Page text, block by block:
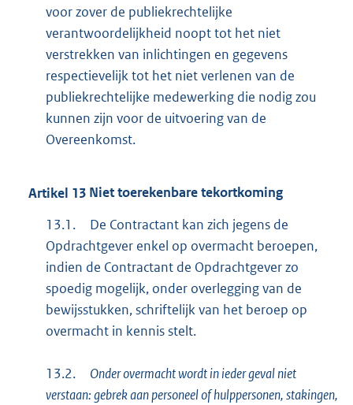
voor zover de publiekrechtelijke
verantwoordelijkheid noopt tot het niet
verstrekken van inlichtingen en gegevens
respectievelijk tot het niet verlenen van de
publiekrechtelijke medewerking die nodig zou
kunnen zijn voor de uitvoering van de
Overeenkomst.
Artikel 13 Niet toerekenbare tekortkoming
13.1.
De Contractant kan zich jegens de
Opdrachtgever enkel op overmacht beroepen,
indien de Contractant de Opdrachtgever zo
spoedig mogelijk, onder overlegging van de
bewijsstukken, schriftelijk van het beroep op
overmacht in kennis stelt.
13.2.
Onder overmacht wordt in ieder geval niet
verstaan: gebrek aan personeel of hulppersonen, stakingen,